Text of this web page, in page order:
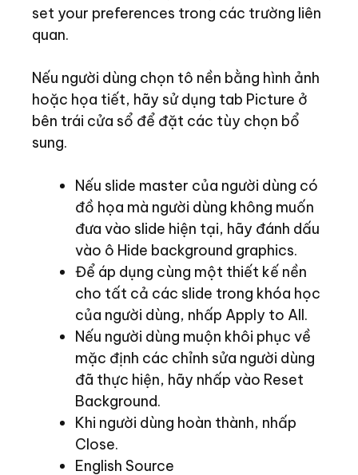
set your preferences trong các trường liên
quan.
Nếu người dùng chọn tô nền bằng hình ảnh
hoặc họa tiết, hãy sử dụng tab Picture ở
bên trái cửa sổ để đặt các tùy chọn bổ
sung.
Nếu slide master của người dùng có
đồ họa mà người dùng không muốn
đưa vào slide hiện tại, hãy đánh dấu
vào ô Hide background graphics.
Để áp dụng cùng một thiết kế nền
cho tất cả các slide trong khóa học
của người dùng, nhấp Apply to All.
Nếu người dùng muộn khôi phục về
mặc định các chỉnh sửa người dùng
đã thực hiện, hãy nhấp vào Reset
Background.
Khi người dùng hoàn thành, nhấp
Close.
English Source